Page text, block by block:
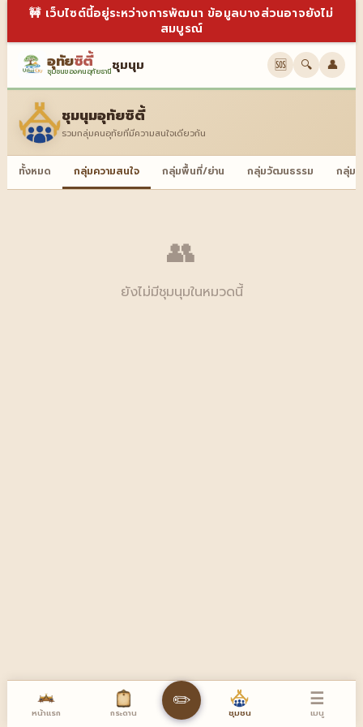
🚧 เว็บไซต์นี้อยู่ระหว่างการพัฒนา ข้อมูลบางส่วนอาจยังไม่
สมบูรณ์
อุทัยซิตี้
ชุมชนของคนอุทัยธานีชุมนุม 🆘 🔍 👤
ชุมนุมอุทัยซิตี้
รวมกลุ่มคนอุทัยที่มีความสนใจเดียวกัน
ทั้งหมด กลุ่มความสนใจ กลุ่มพื้นที่/ย่าน กลุ่มวัฒนธรรม กลุ่มอ
👥
ยังไม่มีชุมนุมในหมวดนี้
หน้าแรก กระดาน ✏️ ชุมชน
☰
เมนู